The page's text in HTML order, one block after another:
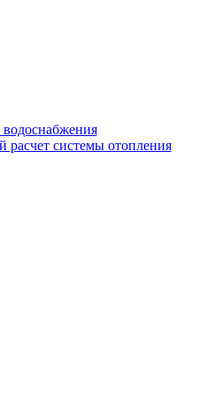
расчет системы отопления